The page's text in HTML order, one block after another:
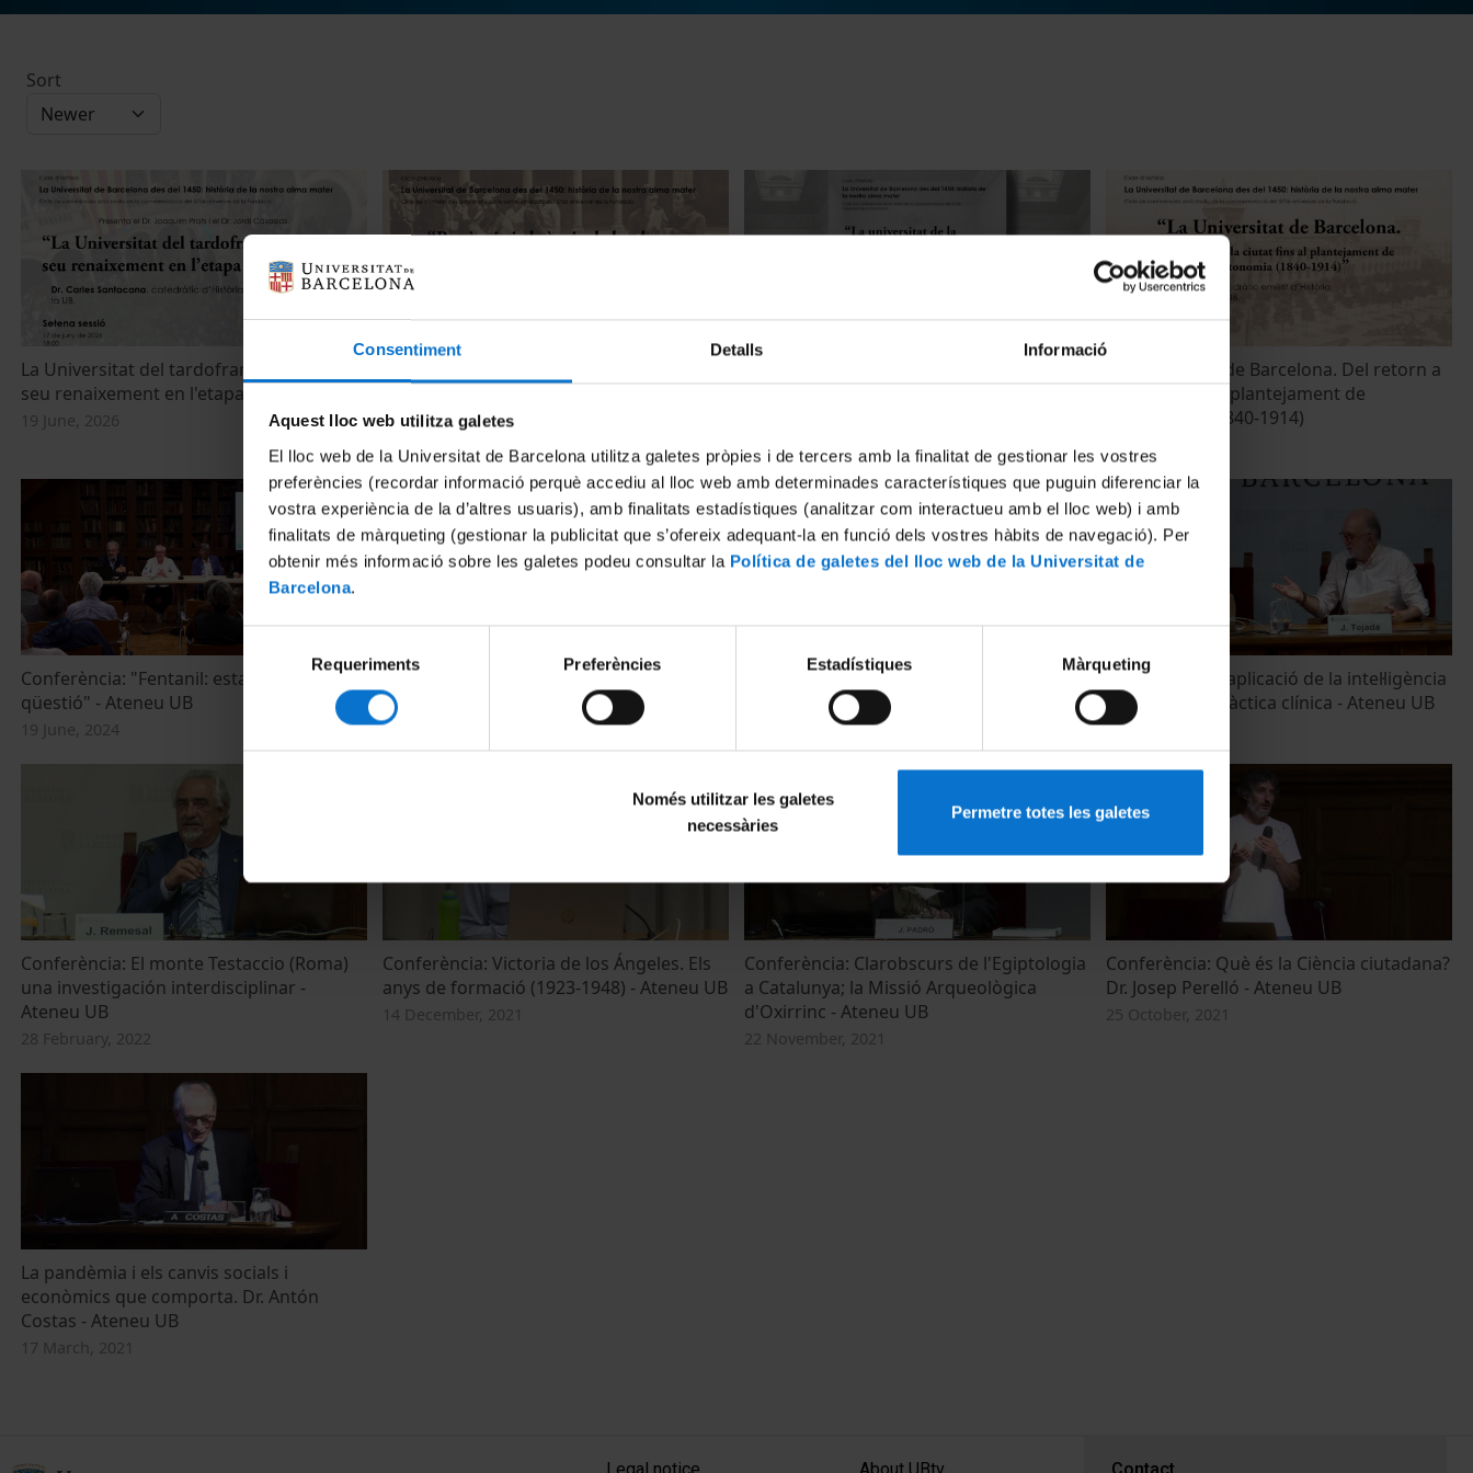
Consentiment Detalls Informació
Aquest lloc web utilitza galetes
El lloc web de la Universitat de Barcelona utilitza galetes pròpies i de tercers amb la finalitat de gestionar les vostres
preferències (recordar informació perquè accediu al lloc web amb determinades característiques que puguin diferenciar la
vostra experiència de la d’altres usuaris), amb finalitats estadístiques (analitzar com interactueu amb el lloc web) i amb
finalitats de màrqueting (gestionar la publicitat que s’ofereix adequant-la en funció dels vostres hàbits de navegació). Per
obtenir més informació sobre les galetes podeu consultar la Política de galetes del lloc web de la Universitat de
Barcelona.
consentiment
Requeriments Preferències Estadístiques Màrqueting
Només utilitzar les galetes
necessàries
Permetre totes les galetes
Sort
La Universitat del tardofranquisme i el
seu renaixement en l'etapa democrática
19 June, 2026 7 May, 2026
20 April, 2026
La Universitat de Barcelona. Del retorn a
la ciutat fins al plantejament de
l'autonomia (1840-1914)
Conferència: "Fentanil: estat de la
qüestió" - Ateneu UB
19 June, 2024
Inauguració del curs 2023-2024 de
l'Ateneu UB
9 October, 2023
Conferència-concert: “El Jazz: definició,
trets i estètica” - Ateneu UB
Conferència: L'aplicació de la intel·ligència
artificial a la pràctica clínica - Ateneu UB
13 June, 2022
Conferència: El monte Testaccio (Roma)
una investigación interdisciplinar -
Ateneu UB
28 February, 2022
Conferència: Victoria de los Ángeles. Els
anys de formació (1923-1948) - Ateneu UB
14 December, 2021
Conferència: Clarobscurs de l'Egiptologia
a Catalunya; la Missió Arqueològica
d'Oxirrinc - Ateneu UB
22 November, 2021
Conferència: Què és la Ciència ciutadana?
Dr. Josep Perelló - Ateneu UB
25 October, 2021
La pandèmia i els canvis socials i
econòmics que comporta. Dr. Antón
Costas - Ateneu UB
17 March, 2021
MENÚ PEU 1 PEU 2 PEU 3